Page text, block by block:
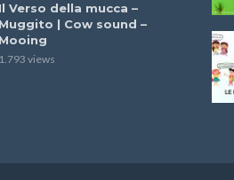
Il Verso della mucca –
Muggito | Cow sound –
Mooing
1.793 views